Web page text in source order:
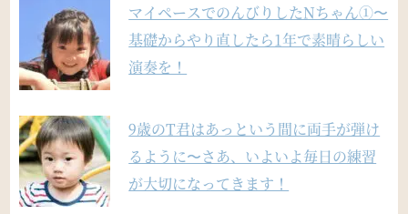
マイペースでのんびりしたNちゃん①〜
基礎からやり直したら1年で素晴らしい
演奏を！
9歳のT君はあっという間に両手が弾け
るように〜さあ、いよいよ毎日の練習
が大切になってきます！